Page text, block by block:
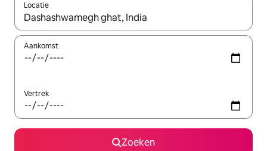
Locatie
Wanneer er resultaten beschikbaar zijn, maak je een keuze
Aankomst
Vertrek
Zoeken